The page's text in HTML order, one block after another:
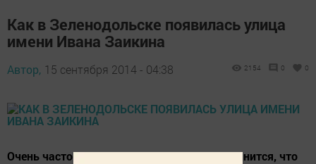
Как в Зеленодольске появилась улица
имени Ивана Заикина
Автор, 15 сентября 2014 - 04:38 2154 0 0
Очень часто идешь по городу и вдруг вспомнится, что